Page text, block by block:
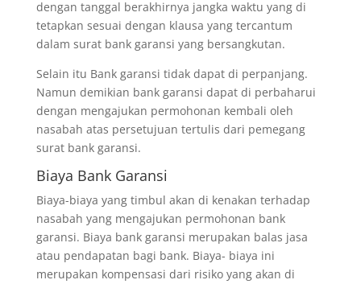
dengan tanggal berakhirnya jangka waktu yang di
tetapkan sesuai dengan klausa yang tercantum
dalam surat bank garansi yang bersangkutan.
Selain itu Bank garansi tidak dapat di perpanjang.
Namun demikian bank garansi dapat di perbaharui
dengan mengajukan permohonan kembali oleh
nasabah atas persetujuan tertulis dari pemegang
surat bank garansi.
Biaya Bank Garansi
Biaya-biaya yang timbul akan di kenakan terhadap
nasabah yang mengajukan permohonan bank
garansi. Biaya bank garansi merupakan balas jasa
atau pendapatan bagi bank. Biaya- biaya ini
merupakan kompensasi dari risiko yang akan di